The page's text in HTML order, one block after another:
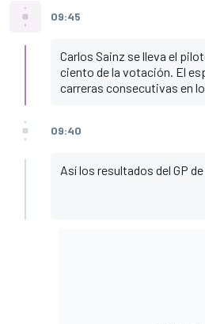
09:45
Carlos Sainz se lleva el
ciento de la votación. El
carreras consecutivas en
09:40
Así los resultados del GP